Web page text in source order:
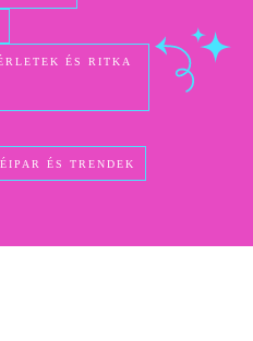
ÉS RITKA
ÉS TRENDEK